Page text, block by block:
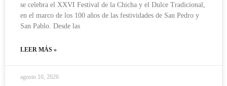
se celebra el XXVI Festival de la Chicha y el Dulce Tradicional,
en el marco de los 100 años de las festividades de San Pedro y
San Pablo. Desde las
LEER MÁS »
agosto 10, 2026